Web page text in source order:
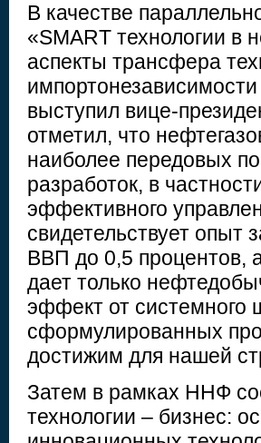
В качестве
«SMART технологии в
аспекты трансфера
выступил вице-
отметил, что
наиболее передовых
разработок, в
эффективного
свидетельствует опыт
ВВП до 0,5 процентов,
дает только
эффект от системного
сформулированных
достижим для нашей
Затем в рамках ННФ
технологии – бизнес: